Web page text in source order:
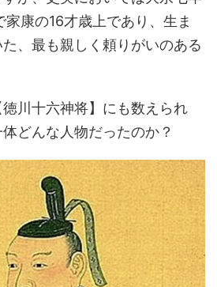
家康の16才歳上であり、生ま
、最も親しく頼りがいのある
徳川十六神将】にも数えられ
どんな人物だったのか？